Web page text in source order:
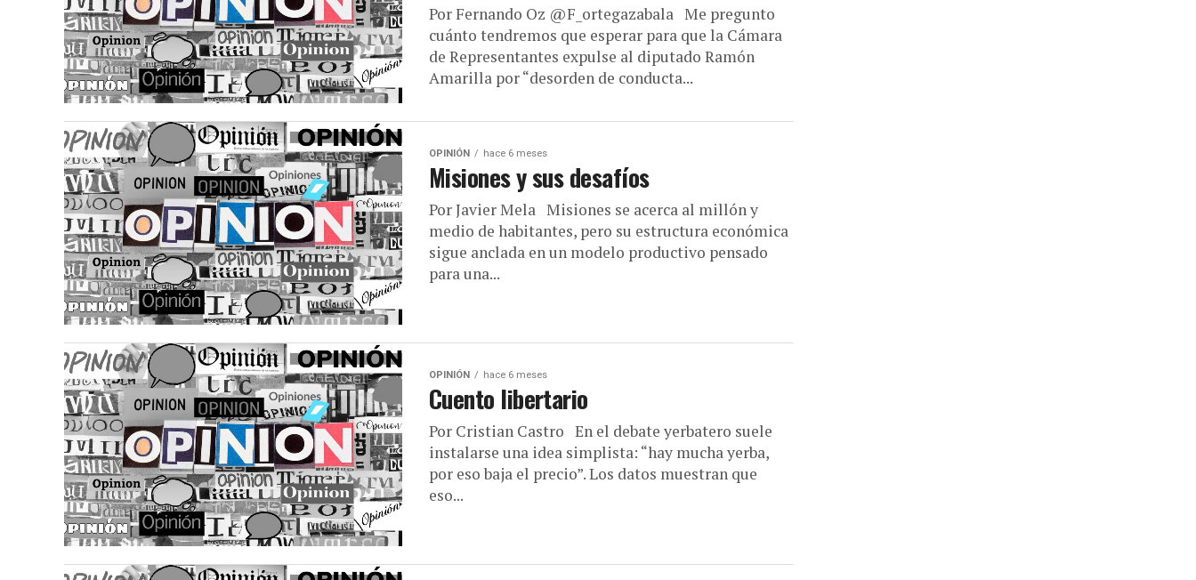
Por Fernando Oz @F_ortegazabala Me pregunto
cuánto tendremos que esperar para que la Cámara
de Representantes expulse al diputado Ramón
Amarilla por “desorden de conducta...
OPINIÓN hace 6 meses
Misiones y sus desafíos
Por Javier Mela Misiones se acerca al millón y
medio de habitantes, pero su estructura económica
sigue anclada en un modelo productivo pensado
para una...
OPINIÓN hace 6 meses
Cuento libertario
Por Cristian Castro En el debate yerbatero suele
instalarse una idea simplista: “hay mucha yerba,
por eso baja el precio”. Los datos muestran que
eso...